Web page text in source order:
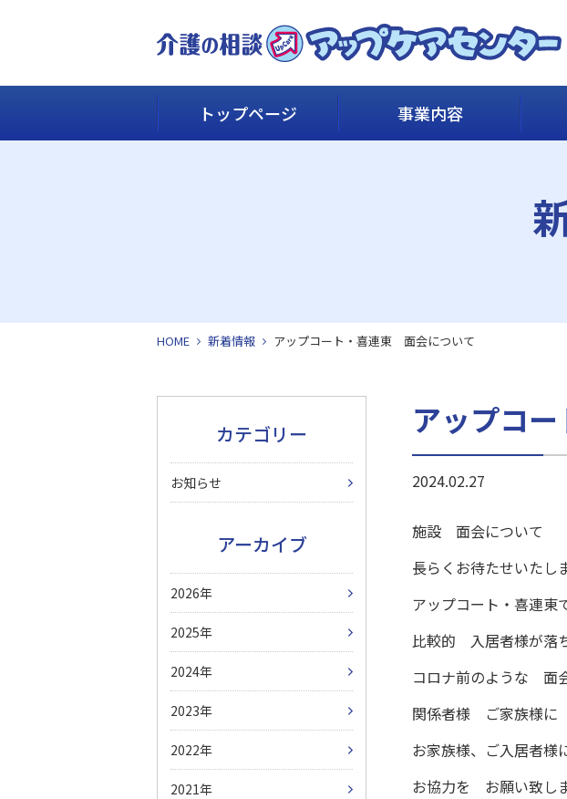
トップページ 事業内容
HOME 新着情報 アップコート・喜連東 面会について
アップコ
2024.02.27
施設 面会について
長らくお待たせいたし
アップコート・喜連
比較的 入居者様が落
コロナ前のような 面
関係者様 ご家族様に
お家族様、ご入居者
お協力を お願い致し
カテゴリー
お知らせ
アーカイブ
2026
2025
2024
2023
2022
2021